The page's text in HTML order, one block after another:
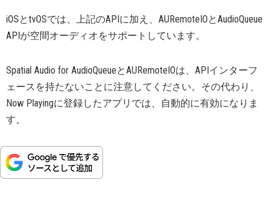
iOSとtvOSでは、上記のAPIに加え、AURemoteIOとAudioQueue
APIが空間オーディオをサポートしています。
Spatial Audio for AudioQueueとAURemoteIOは、APIインターフ
ェースを持たないことに注意してください。その代わり、
Now Playingに登録したアプリでは、自動的に有効になりま
す。